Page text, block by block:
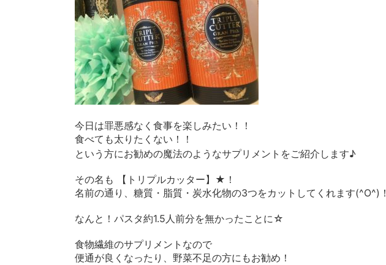
今日は罪悪感なく食事を楽しみたい！！
食べても太りたくない！！
という方にお勧めの魔法のようなサプリメントをご紹介します♪
その名も 【トリプルカッター】★！
名前の通り、糖質・脂質・炭水化物の3つをカットしてくれます(^O^)！
なんと！パスタ約1.5人前分を無かったことに☆
食物繊維のサプリメントなので
便通が良くなったり、野菜不足の方にもお勧め！